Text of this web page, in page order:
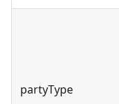
partyType